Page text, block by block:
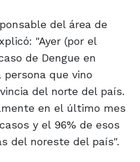
del área de
"Ayer (por el
de Dengue en
que vino
del norte del país.
en el último mes
y el 96% de esos
del noreste del país".